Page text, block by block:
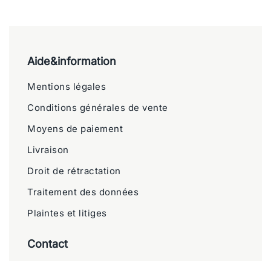
Aide&information
Mentions légales
Conditions générales de vente
Moyens de paiement
Livraison
Droit de rétractation
Traitement des données
Plaintes et litiges
Contact